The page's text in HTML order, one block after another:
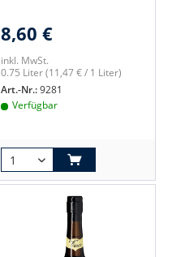
8,60 €
inkl. MwSt.
0.75 Liter(11,47 € / 1 Liter)
Art.-Nr.:9281
Verfügbar